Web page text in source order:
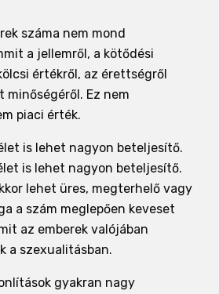
száma nem mond
a jellemről, a kötődési
értékről, az érettségről
minőségéről. Ez nem
piaci érték.
is lehet nagyon beteljesítő.
is lehet nagyon beteljesítő.
lehet üres, megterhelő vagy
a szám meglepően keveset
az emberek valójában
a szexualitásban.
gyakran nagy